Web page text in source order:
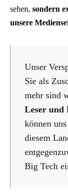
sehen, sondern
unsere
Unser
Sie als
mehr sind
Leser und
können
diesem
Big Tech